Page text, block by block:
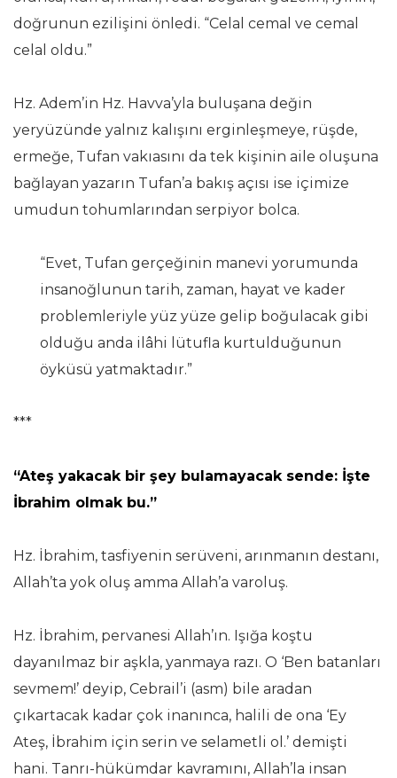
doğrunun ezilişini önledi. “Celal cemal ve cemal
celal oldu.”
Hz. Adem’in Hz. Havva’yla buluşana değin
yeryüzünde yalnız kalışını erginleşmeye, rüşde,
ermeğe, Tufan vakıasını da tek kişinin aile oluşuna
bağlayan yazarın Tufan’a bakış açısı ise içimize
umudun tohumlarından serpiyor bolca.
“Evet, Tufan gerçeğinin manevi yorumunda
insanoğlunun tarih, zaman, hayat ve kader
problemleriyle yüz yüze gelip boğulacak gibi
olduğu anda ilâhi lütufla kurtulduğunun
öyküsü yatmaktadır.”
***
“Ateş yakacak bir şey bulamayacak sende: İşte
İbrahim olmak bu.”
Hz. İbrahim, tasfiyenin serüveni, arınmanın destanı,
Allah’ta yok oluş amma Allah’a varoluş.
Hz. İbrahim, pervanesi Allah’ın. Işığa koştu
dayanılmaz bir aşkla, yanmaya razı. O ‘Ben batanları
sevmem!’ deyip, Cebrail’i (asm) bile aradan
çıkartacak kadar çok inanınca, halili de ona ‘Ey
Ateş, İbrahim için serin ve selametli ol.’ demişti
hani. Tanrı-hükümdar kavramını, Allah’la insan